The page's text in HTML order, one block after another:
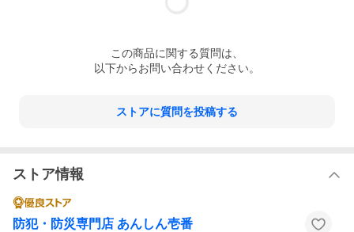
この商品に関する質問は、
以下からお問い合わせください。
ストアに質問を投稿する
ストア情報
防犯・防災専門店 あんしん壱番